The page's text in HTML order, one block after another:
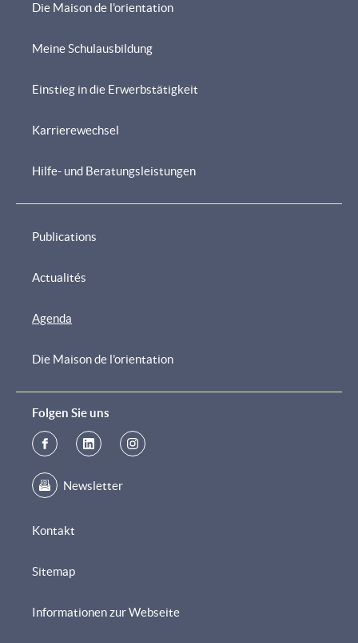
Navigationsmenü
Die Maison de l'orientation
Meine Schulausbildung
Einstieg in die Erwerbstätigkeit
Karrierewechsel
Hilfe- und Beratungsleistungen
Publications
Actualités
Agenda
Die Maison de l'orientation
Folgen Sie uns
Newsletter
Kontakt
Sitemap
Informationen zur Webseite